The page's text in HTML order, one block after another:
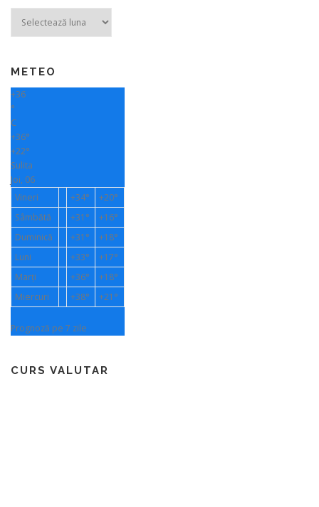
METEO
+36
°
C
+36°
+22°
Sulita
Joi, 06
Vineri
+34° +20°
Sâmbătă
+31° +16°
Duminică
+31° +18°
Luni
+33° +17°
Marți
+36° +18°
Miercuri
+38° +21°
Prognoză pe 7 zile
CURS VALUTAR